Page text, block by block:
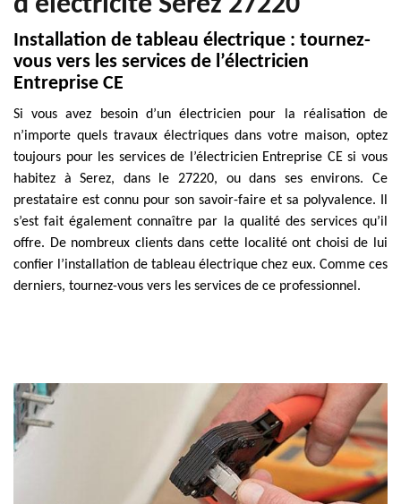
Installation de tableau électrique : tournez-
vous vers les services de l’électricien
Entreprise CE
Si vous avez besoin d’un électricien pour la réalisation de
n’importe quels travaux électriques dans votre maison, optez
toujours pour les services de l’électricien Entreprise CE si vous
habitez à Serez, dans le 27220, ou dans ses environs. Ce
prestataire est connu pour son savoir-faire et sa polyvalence. Il
s’est fait également connaître par la qualité des services qu’il
offre. De nombreux clients dans cette localité ont choisi de lui
confier l’installation de tableau électrique chez eux. Comme ces
derniers, tournez-vous vers les services de ce professionnel.